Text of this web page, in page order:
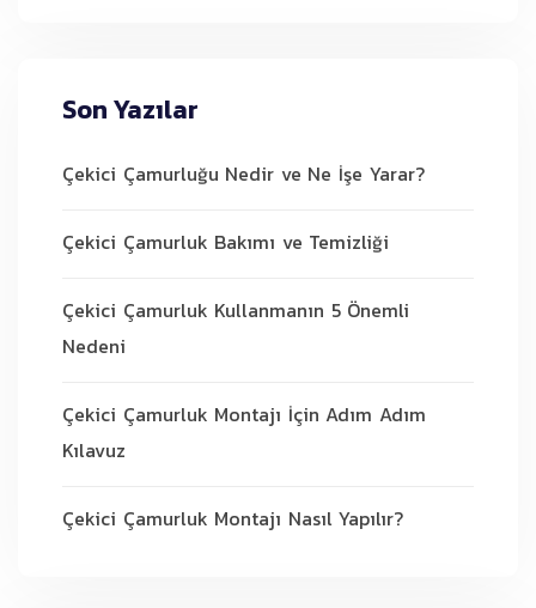
Son Yazılar
Çekici Çamurluğu Nedir ve Ne İşe Yarar?
Çekici Çamurluk Bakımı ve Temizliği
Çekici Çamurluk Kullanmanın 5 Önemli
Nedeni
Çekici Çamurluk Montajı İçin Adım Adım
Kılavuz
Çekici Çamurluk Montajı Nasıl Yapılır?